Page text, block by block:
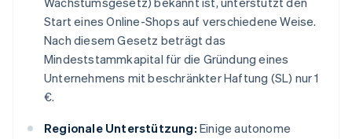
Start eines Online-Shops auf verschiedene Weise.
Nach diesem Gesetz beträgt das
Mindeststammkapital für die Gründung eines
Unternehmens mit beschränkter Haftung (SL) nur 1
€.
Regionale Unterstützung: Einige autonome